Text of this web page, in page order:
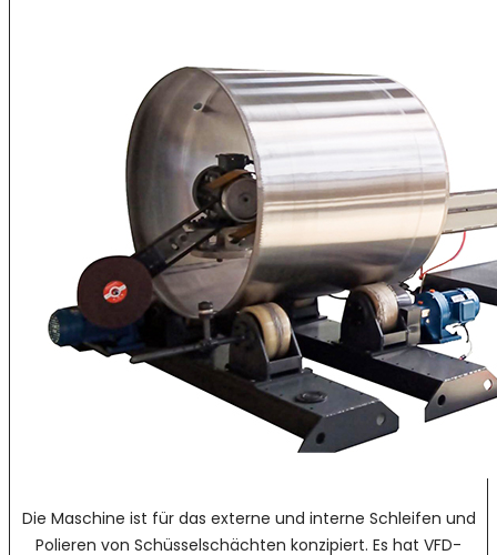
Die Maschine ist für das externe und interne Schleifen und
Polieren von Schüsselschächten konzipiert. Es hat VFD-